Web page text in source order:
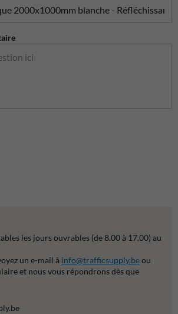
les jours ouvrables (de 8.00 à 17.00) au
un e-mail à info@trafficsupply.beou
et nous vous répondrons dès que